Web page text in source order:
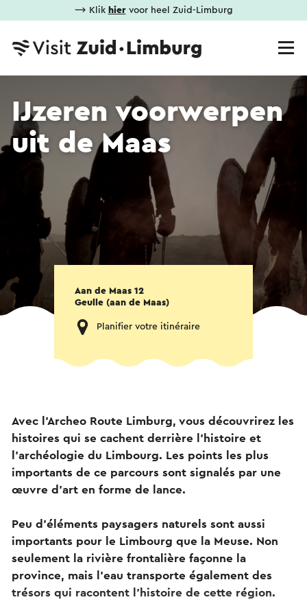
⟶ Klik hiervoor heel Zuid-Limburg
IJzeren voorwerpen
uit de Maas
Aan de Maas 12
Geulle (aan de Maas)
Planifier votre itinéraire
Avec l'Archeo Route Limburg, vous découvrirez les
histoires qui se cachent derrière l'histoire et
l'archéologie du Limbourg. Les points les plus
importants de ce parcours sont signalés par une
œuvre d'art en forme de lance.
Peu d'éléments paysagers naturels sont aussi
importants pour le Limbourg que la Meuse. Non
seulement la rivière frontalière façonne la
province, mais l'eau transporte également des
trésors qui racontent l'histoire de cette région.